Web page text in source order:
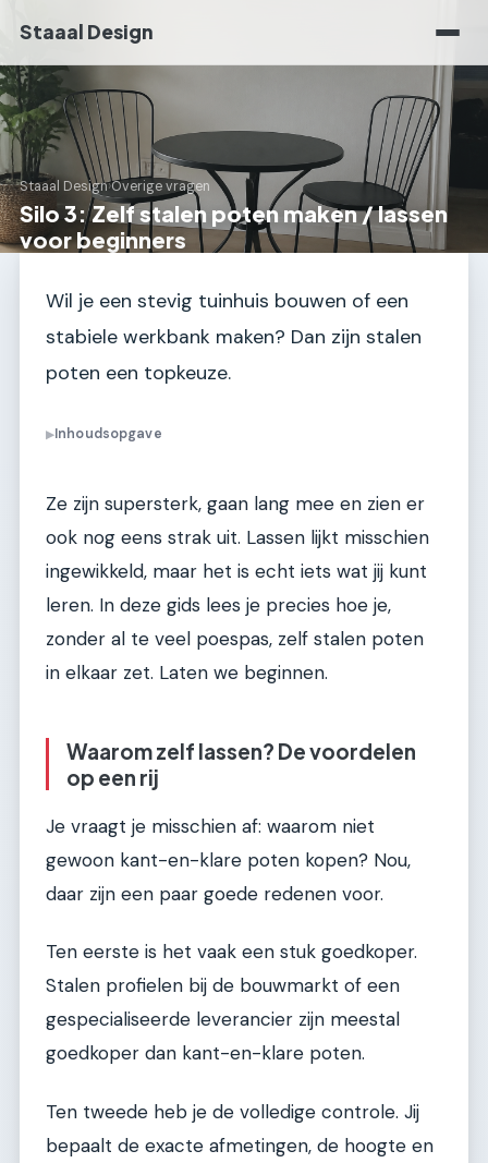
Staaal Design
Staaal Design›Overige vragen
Silo 3: Zelf stalen poten maken / lassen
voor beginners
Wil je een stevig tuinhuis bouwen of een
stabiele werkbank maken? Dan zijn stalen
poten een topkeuze.
▶Inhoudsopgave
Ze zijn supersterk, gaan lang mee en zien er
ook nog eens strak uit. Lassen lijkt misschien
ingewikkeld, maar het is echt iets wat jij kunt
leren. In deze gids lees je precies hoe je,
zonder al te veel poespas, zelf stalen poten
in elkaar zet. Laten we beginnen.
Waarom zelf lassen? De voordelen
op een rij
Je vraagt je misschien af: waarom niet
gewoon kant-en-klare poten kopen? Nou,
daar zijn een paar goede redenen voor.
Ten eerste is het vaak een stuk goedkoper.
Stalen profielen bij de bouwmarkt of een
gespecialiseerde leverancier zijn meestal
goedkoper dan kant-en-klare poten.
Ten tweede heb je de volledige controle. Jij
bepaalt de exacte afmetingen, de hoogte en